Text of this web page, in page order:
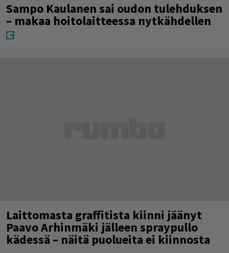
Sampo Kaulanen sai oudon tulehduksen
– makaa hoitolaitteessa nytkähdellen
Laittomasta graffitista kiinni jäänyt
Paavo Arhinmäki jälleen spraypullo
kädessä – näitä puolueita ei kiinnosta